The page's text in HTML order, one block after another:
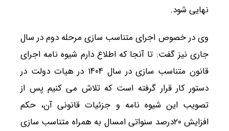
نهایی شود.
وی در خصوص اجرای متناسب سازی مرحله دوم در سال
جاری نیز گفت: تا آنجا که اطلاع دارم شیوه نامه اجرای
قانون متناسب سازی در سال ۱۴۰۴ در هیات دولت در
دستور کار قرار گرفته است که تلاش می کنیم پس از
تصویب این شیوه نامه و جزئیات قانونی آن، حکم
افزایش ۲۰درصد سنواتی امسال به همراه متناسب سازی